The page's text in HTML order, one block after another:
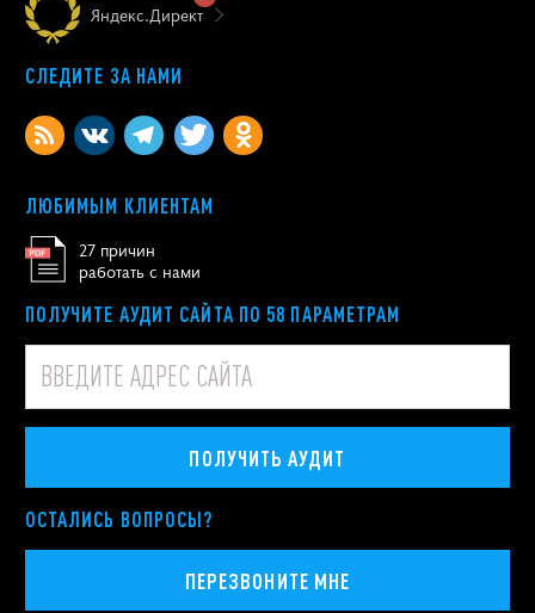
Яндекс.Директ
СЛЕДИТЕ ЗА НАМИ
ЛЮБИМЫМ КЛИЕНТАМ
27 причин
работать с нами
ПОЛУЧИТЕ АУДИТ САЙТА ПО 58 ПАРАМЕТРАМ
ПОЛУЧИТЬ АУДИТ
ОСТАЛИСЬ ВОПРОСЫ?
ПЕРЕЗВОНИТЕ МНЕ